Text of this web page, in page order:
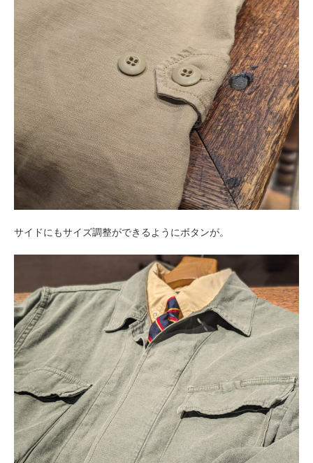
サイドにもサイズ調整ができるようにボタンが。